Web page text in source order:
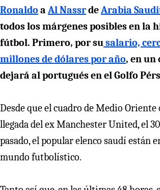
Ronaldo a Al NassrdeArabia
todos los márgenes posibles en la
fútbol. Primero, por susalario,
millones de dólares por año, en un
dejará al portugués en el Golfo
Desde que el cuadro de Medio
llegada del ex Manchester United, el
pasado, el popular elenco saudí están
mundo futbolístico.